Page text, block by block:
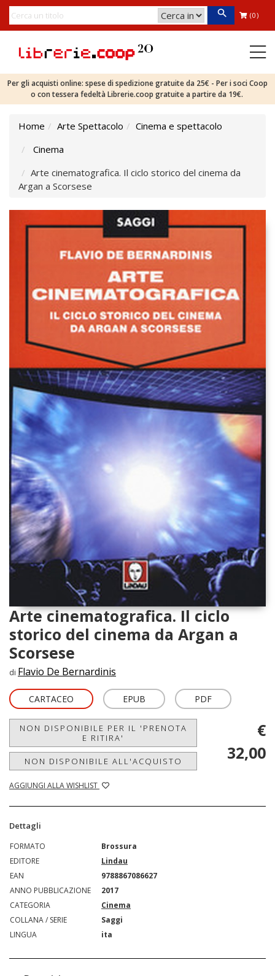
(0)
Per gli acquisti online: spese di spedizione gratuite da 25€ - Per i soci Coop
o con tessera fedeltà Librerie.coop gratuite a partire da 19€.
Home Arte Spettacolo
Cinema e spettacolo
Cinema
Arte cinematografica. Il ciclo storico del cinema da
Argan a Scorsese
Arte cinematografica. Il ciclo
storico del cinema da Argan a
Scorsese
di Flavio De Bernardinis
CARTACEO EPUB PDF
NON DISPONIBILE PER IL 'PRENOTA
E RITIRA'
NON DISPONIBILE ALL'ACQUISTO
AGGIUNGI ALLA WISHLIST
€
32,00
Dettagli
FORMATO
Brossura
EDITORE
Lindau
EAN
9788867086627
ANNO PUBBLICAZIONE
2017
CATEGORIA
Cinema
COLLANA / SERIE
Saggi
LINGUA
ita